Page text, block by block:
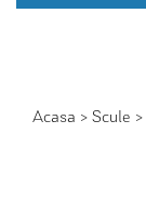
Acasa > Scule >